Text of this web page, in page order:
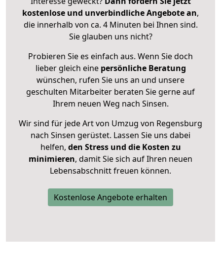
kostenlose und unverbindliche Angebote an,
die innerhalb von ca. 4 Minuten bei Ihnen sind.
Sie glauben uns nicht?
Probieren Sie es einfach aus. Wenn Sie doch
lieber gleich eine persönliche Beratung
wünschen, rufen Sie uns an und unsere
geschulten Mitarbeiter beraten Sie gerne auf
Ihrem neuen Weg nach Sinsen.
Wir sind für jede Art von Umzug von Regensburg
nach Sinsen gerüstet. Lassen Sie uns dabei
helfen, den Stress und die Kosten zu
minimieren, damit Sie sich auf Ihren neuen
Lebensabschnitt freuen können.
Kostenlose Angebote erhalten